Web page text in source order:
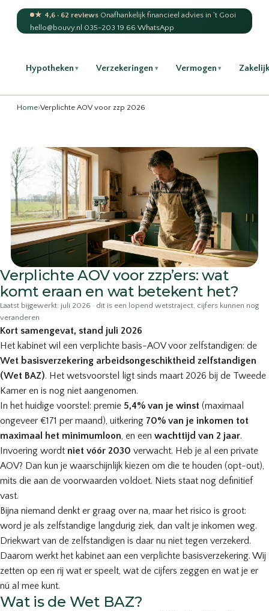
★ 4,6 · 62 reviews·Onafhankelijk financieel advies in 't Gooi
hello@bouvy.nl·035-203 19 66·WhatsApp
Hypotheken ▾ Verzekeringen ▾ Vermogen ▾
Home›Verplichte AOV voor zzp 2026
Verplichte AOV voor zzp’ers: wat
komt eraan en wat betekent het?
Laatst bijgewerkt: juli 2026 · dit is een lopend wetstraject, cijfers kunnen nog
veranderen
Kort samengevat, stand juli 2026
Het kabinet wil een verplichte basis-AOV voor zelfstandigen: de
Wet basisverzekering arbeidsongeschiktheid zelfstandigen
(Wet BAZ). Het wetsvoorstel ligt sinds maart 2026 bij de Tweede
Kamer en is nog niet aangenomen.
In het huidige voorstel: premie 5,4% van je winst (maximaal
ongeveer €171 per maand), uitkering 70% van je inkomen tot
maximaal het minimumloon, en een wachttijd van 2 jaar.
Invoering wordt niet vóór 2030 verwacht. Heb je al een private
AOV? Dan kun je waarschijnlijk kiezen om die te houden (opt-out),
mits die aan de voorwaarden voldoet. Niets staat nog definitief
vast.
Bijna niemand denkt er graag over na, maar het risico is groot:
word je als zelfstandige langdurig ziek, dan valt je inkomen weg.
Driekwart van de zelfstandigen is daar nu niet tegen verzekerd.
Daarom werkt het kabinet aan een verplichte basisverzekering. Wij
zetten op een rij wat er speelt, wat de cijfers zeggen en wat je er
nú al mee kunt.
Wat is de Wet BAZ?